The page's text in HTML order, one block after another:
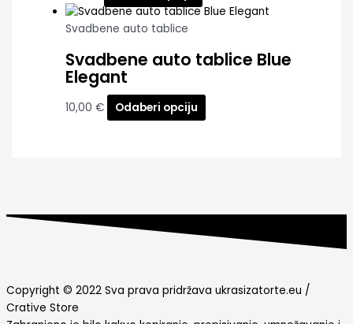
Svadbene auto tablice
Svadbene auto tablice Blue
Elegant
10,00 € Odaberi opciju
Copyright © 2022 Sva prava pridržava ukrasizatorte.eu /
Crative Store